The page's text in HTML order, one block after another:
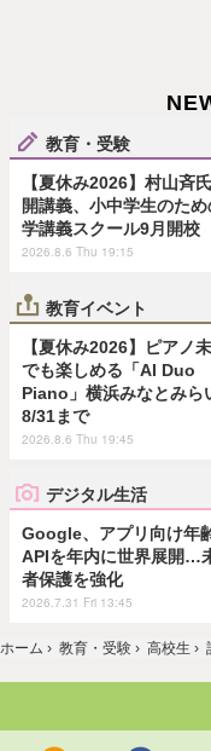
教育・受験
【夏休み2026】村山斉
開講義、小中学生のた
学講義スクール9月開校
2026.8.6 Thu 19:15
教育イベント
【夏休み2026】ピアノ
でも楽しめる「AI Duo
Piano」横浜みなとみら
8/31まで
2026.8.6 Thu 19:45
デジタル生活
Google、アプリ向け年
APIを年内に世界展開…
者保護を強化
2026.7.31 Fri 13:45
ホーム › 教育・受験 › 高校生 ›